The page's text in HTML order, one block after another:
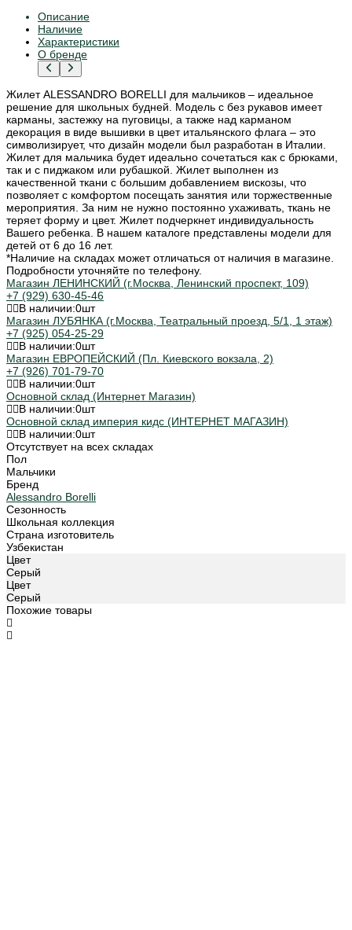
Описание
Наличие
Характеристики
О бренде
Жилет ALESSANDRO BORELLI для мальчиков – идеальное
решение для школьных будней. Модель с без рукавов имеет
карманы, застежку на пуговицы, а также над карманом
декорация в виде вышивки в цвет итальянского флага – это
символизирует, что дизайн модели был разработан в Италии.
Жилет для мальчика будет идеально сочетаться как с брюками,
так и с пиджаком или рубашкой. Жилет выполнен из
качественной ткани с большим добавлением вискозы, что
позволяет с комфортом посещать занятия или торжественные
мероприятия. За ним не нужно постоянно ухаживать, ткань не
теряет форму и цвет. Жилет подчеркнет индивидуальность
Вашего ребенка. В нашем каталоге представлены модели для
детей от 6 до 16 лет.
*Наличие на складах может отличаться от наличия в магазине.
Подробности уточняйте по телефону.
Магазин ЛЕНИНСКИЙ (г.Москва, Ленинский проспект, 109)
+7 (929) 630-45-46
В наличии:0шт
Магазин ЛУБЯНКА (г.Москва, Театральный проезд, 5/1, 1 этаж)
+7 (925) 054-25-29
В наличии:0шт
Магазин ЕВРОПЕЙСКИЙ (Пл. Киевского вокзала, 2)
+7 (926) 701-79-70
В наличии:0шт
Основной склад (Интернет Магазин)
В наличии:0шт
Основной склад империя кидс (ИНТЕРНЕТ МАГАЗИН)
В наличии:0шт
Отсутствует на всех складах
Пол
Мальчики
Бренд
Alessandro Borelli
Сезонность
Школьная коллекция
Страна изготовитель
Узбекистан
Цвет
Серый
Цвет
Серый
Похожие товары